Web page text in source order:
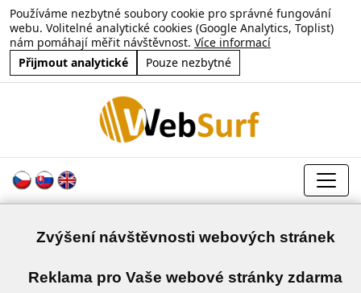
Používáme nezbytné soubory cookie pro správné fungování
webu. Volitelné analytické cookies (Google Analytics, Toplist)
nám pomáhají měřit návštěvnost. Více informací
Přijmout analytické
Pouze nezbytné
Zvýšení návštěvnosti webových stránek
Reklama pro Vaše webové stránky zdarma